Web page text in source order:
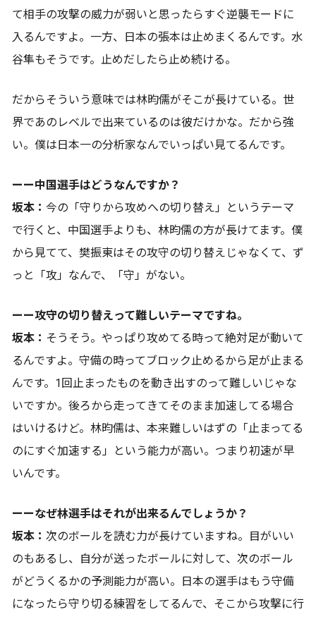
て相手の攻撃の威力が弱いと思ったらすぐ逆襲モードに
入るんですよ。一方、日本の張本は止めまくるんです。水
谷隼もそうです。止めだしたら止め続ける。
だからそういう意味では林昀儒がそこが長けている。世
界であのレベルで出来ているのは彼だけかな。だから強
い。僕は日本一の分析家なんでいっぱい見てるんです。
ーー中国選手はどうなんですか？
坂本： 今の「守りから攻めへの切り替え」というテーマ
で行くと、中国選手よりも、林昀儒の方が長けてます。僕
から見てて、樊振東はその攻守の切り替えじゃなくて、ず
っと「攻」なんで、「守」がない。
ーー攻守の切り替えって難しいテーマですね。
坂本： そうそう。やっぱり攻めてる時って絶対足が動いて
るんですよ。守備の時ってブロック止めるから足が止まる
んです。1回止まったものを動き出すのって難しいじゃな
いですか。後ろから走ってきてそのまま加速してる場合
はいけるけど。林昀儒は、本来難しいはずの「止まってる
のにすぐ加速する」という能力が高い。つまり初速が早
いんです。
ーーなぜ林選手はそれが出来るんでしょうか？
坂本： 次のボールを読む力が長けていますね。目がいい
のもあるし、自分が送ったボールに対して、次のボール
がどうくるかの予測能力が高い。日本の選手はもう守備
になったら守り切る練習をしてるんで、そこから攻撃に行